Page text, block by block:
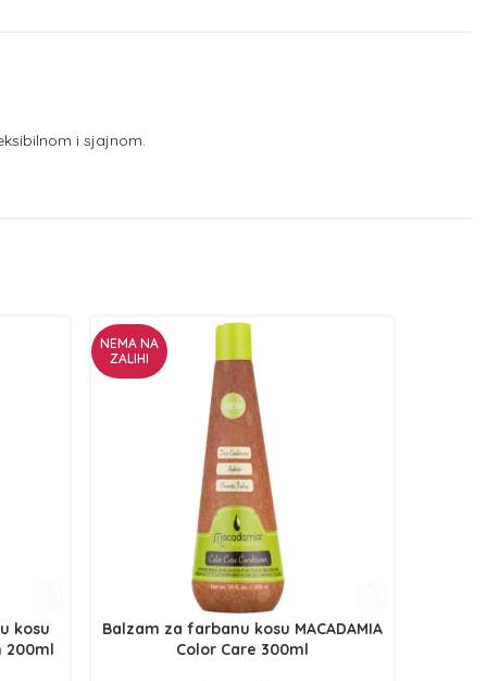
i sjajnom.
kosu
200ml
NEMA NA
ZALIHI
Balzam za farbanu kosu MACADAMIA
Color Care 300ml